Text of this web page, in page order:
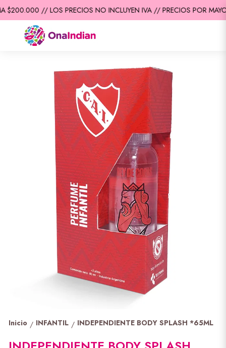
// LOS PRECIOS NO INCLUYEN IVA // PRECIOS POR
Inicio / INFANTIL / INDEPENDIENTE BODY SPLASH *65ML